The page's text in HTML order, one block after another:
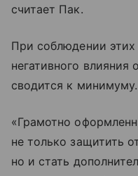
считает Пак.
При соблюдении
негативного влияния
сводится к минимуму.
«Грамотно
не только защитить
но и стать